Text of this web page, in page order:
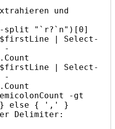
und
-split "`r?`n")[0]
($firstLine | Select-
-
($firstLine | Select-
-
-gt
} else { ',' }
Delimiter: